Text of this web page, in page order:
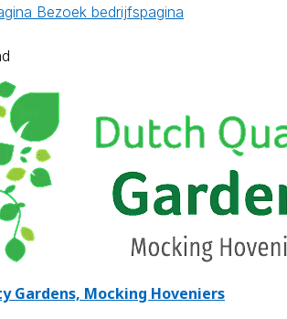
Bezoek bedrijfspagina
Gardens, Mocking Hoveniers